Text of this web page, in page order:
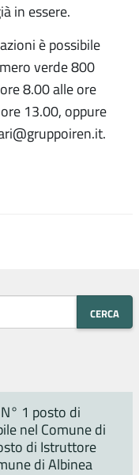
in essere.
è possibile
verde 800
8.00 alle ore
13.00, oppure
1 posto di
nel Comune di
di Istruttore
di Albinea